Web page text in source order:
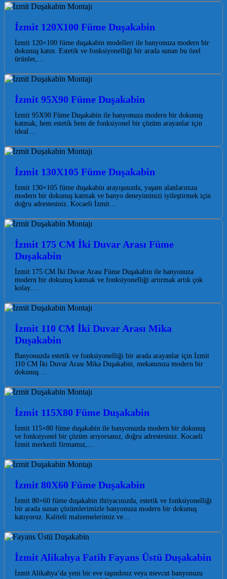
İzmit 120X100 Füme Duşakabin
İzmit 120×100 füme duşakabin modelleri ile banyonuza modern bir
dokunuş katın. Estetik ve fonksiyonelliği bir arada sunan bu özel
ürünler,…
İzmit 95X90 Füme Duşakabin
İzmit 95X90 Füme Duşakabin ile banyonuza modern bir dokunuş
katmak, hem estetik hem de fonksiyonel bir çözüm arayanlar için
ideal…
İzmit 130X105 Füme Duşakabin
İzmit 130×105 füme duşakabin arayışınızda, yaşam alanlarınıza
modern bir dokunuş katmak ve banyo deneyiminizi iyileştirmek için
doğru adrestesiniz. Kocaeli İzmit…
İzmit 175 CM İki Duvar Arası Füme
Duşakabin
İzmit 175 CM İki Duvar Arası Füme Duşakabin ile banyonuza
modern bir dokunuş katmak ve fonksiyonelliği artırmak artık çok
kolay.…
İzmit 110 CM İki Duvar Arası Mika
Duşakabin
Banyonuzda estetik ve fonksiyonelliği bir arada arayanlar için İzmit
110 CM İki Duvar Arası Mika Duşakabin, mekanınıza modern bir
dokunuş…
İzmit 115X80 Füme Duşakabin
İzmit 115×80 füme duşakabin ile banyonuzda modern bir dokunuş
ve fonksiyonel bir çözüm arıyorsanız, doğru adrestesiniz. Kocaeli
İzmit merkezli firmamız,…
İzmit 80X60 Füme Duşakabin
İzmit 80×60 füme duşakabin ihtiyacınızda, estetik ve fonksiyonelliği
bir arada sunan çözümlerimizle banyonuza modern bir dokunuş
katıyoruz. Kaliteli malzemelerimiz ve…
İzmit Alikahya Fatih Fayans Üstü Duşakabin
İzmit Alikahya’da yeni bir eve taşındınız veya mevcut banyonuzu